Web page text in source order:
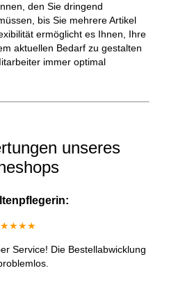
den Sie dringend
bis Sie mehrere Artikel
ermöglicht es Ihnen, Ihre
aktuellen Bedarf zu gestalten
immer optimal
unseres
Service! Die Bestellabwicklung